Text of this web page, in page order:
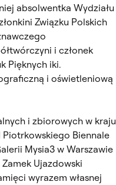
absolwentka Wydziału
Związku Polskich
i członek
Pięknych iki.
i oświetleniową
i zbiorowych w kraju
Piotrkowskiego Biennale
Mysia3 w Warszawie
Ujazdowski
wyrazem własnej